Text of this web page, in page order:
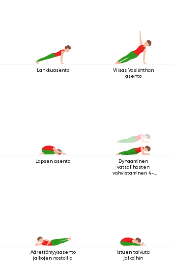
Lankkuasento
Viisas Vasishthan
asento
Lapsen asento
Dynaaminen
vatsalihasten
vahvistaminen 4-
Äärettömyysasento
jalkojen nostoilla
Istuen taivuta
jalkoihin